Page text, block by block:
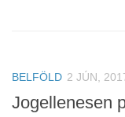
BELFÖLD 2 JÚN,
Jogellenesen